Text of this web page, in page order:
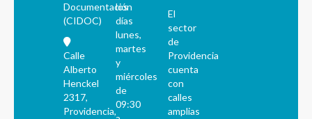
Documentación
(CIDOC)
Calle
Alberto
Henckel
2317,
Providencia,
los
días
lunes,
martes
y
miércoles
de
09:30
El
sector
de
Providencia
cuenta
con
calles
amplias